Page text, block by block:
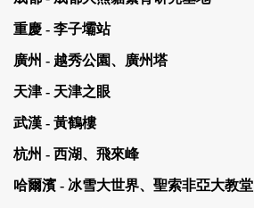
重慶 - 李子壩站
廣州 - 越秀公園、廣州塔
天津 - 天津之眼
武漢 - 黃鶴樓
杭州 - 西湖、飛來峰
哈爾濱 - 冰雪大世界、聖索非亞大教堂